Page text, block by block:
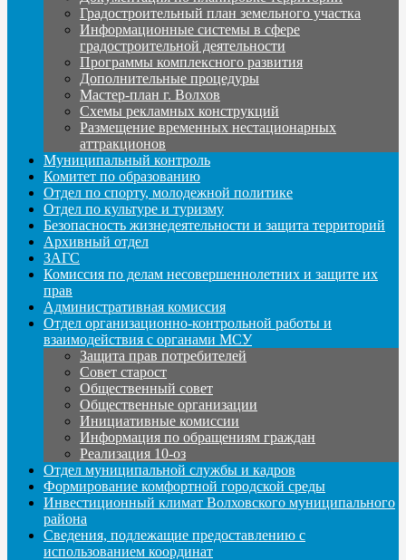
Градостроительный план земельного участка
Информационные системы в сфере
градостроительной деятельности
Программы комплексного развития
Дополнительные процедуры
Мастер-план г. Волхов
Схемы рекламных конструкций
Размещение временных нестационарных
аттракционов
Муниципальный контроль
Комитет по образованию
Отдел по спорту, молодежной политике
Отдел по культуре и туризму
Безопасность жизнедеятельности и защита территорий
Архивный отдел
ЗАГС
Комиссия по делам несовершеннолетних и защите их
прав
Административная комиссия
Отдел организационно-контрольной работы и
взаимодействия с органами МСУ
Защита прав потребителей
Совет старост
Общественный совет
Общественные организации
Инициативные комиссии
Информация по обращениям граждан
Реализация 10-оз
Отдел муниципальной службы и кадров
Формирование комфортной городской среды
Инвестиционный климат Волховского муниципального
района
Сведения, подлежащие предоставлению с
использованием координат